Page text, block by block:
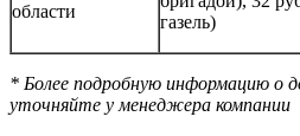
области
газель)
* Более подробную информацию о
уточняйте у менеджера компании